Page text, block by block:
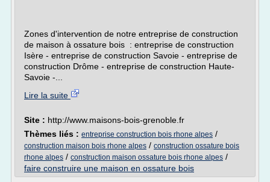
Zones d'intervention de notre entreprise de construction
de maison à ossature bois : entreprise de construction
Isère - entreprise de construction Savoie - entreprise de
construction Drôme - entreprise de construction Haute-
Savoie -...
Lire la suite
Site : http://www.maisons-bois-grenoble.fr
Thèmes liés : entreprise construction bois rhone alpes /
construction maison bois rhone alpes / construction ossature bois
rhone alpes / construction maison ossature bois rhone alpes /
faire construire une maison en ossature bois